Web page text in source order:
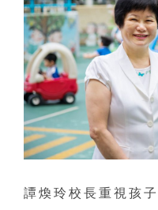
譚煥玲校長重視孩